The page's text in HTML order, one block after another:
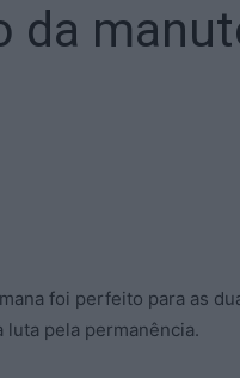
da
foi perfeito para as
pela permanência.